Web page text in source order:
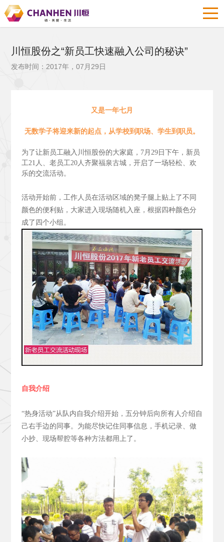
川恒股份之“新员工快速融入公司的秘诀”
发布时间：2017年，07月29日
又是一年七月
无数学子将迎来新的起点，从学校到职场、学生到职员。
为了让新员工融入川恒股份的大家庭，7月29日下午，新员
工21人、老员工20人齐聚福泉古城，开启了一场轻松、欢
乐的交流活动。
活动开始前，工作人员在活动区域的凳子腿上贴上了不同
颜色的便利贴，大家进入现场随机入座，根据四种颜色分
成了四个小组。
自我介绍
“热身活动”从队内自我介绍开始，五分钟后向所有人介绍自
己右手边的同事。为能尽快记住同事信息，手机记录、做
小抄、现场帮腔等各种方法都用上了。